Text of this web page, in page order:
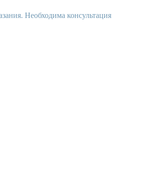
Необходима консультация